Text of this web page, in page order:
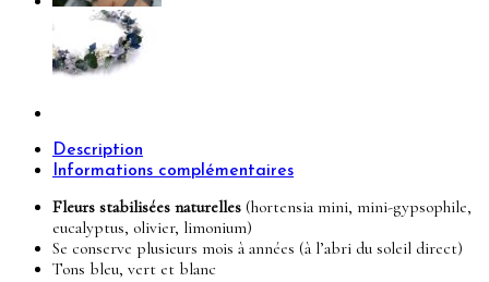
Description
Informations complémentaires
Fleurs stabilisées naturelles (hortensia mini, mini-gypsophile,
eucalyptus, olivier, limonium)
Se conserve plusieurs mois à années (à l’abri du soleil direct)
Tons bleu, vert et blanc